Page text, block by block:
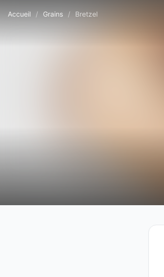
Accueil / Grains / Bretzel